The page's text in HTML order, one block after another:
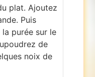
plat. Ajoutez
Puis
purée sur le
de
noix de